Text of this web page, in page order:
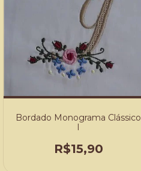
Bordado Monograma Clássico
R$15,90